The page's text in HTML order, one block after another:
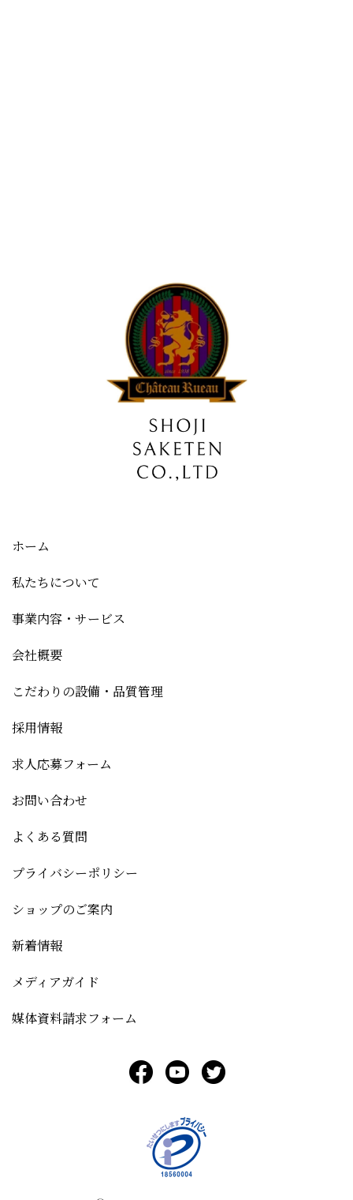
ホーム
私たちについて
事業内容・サービス
会社概要
こだわりの設備・品質管理
採用情報
求人応募フォーム
お問い合わせ
よくある質問
プライバシーポリシー
ショップのご案内
新着情報
メディアガイド
媒体資料請求フォーム